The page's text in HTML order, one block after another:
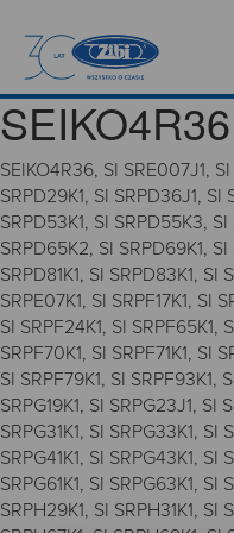
SEIKO4R36
SEIKO4R36, SI SRE007J1, SI
SRPD29K1, SI SRPD36J1, SI
SRPD53K1, SI SRPD55K3,
SRPD65K2, SI SRPD69K1,
SRPD81K1, SI SRPD83K1, SI
SRPE07K1, SI SRPF17K1, SI
SI SRPF24K1, SI SRPF65K1,
SRPF70K1, SI SRPF71K1, SI
SI SRPF79K1, SI SRPF93K1,
SRPG19K1, SI SRPG23J1, SI
SRPG31K1, SI SRPG33K1, SI
SRPG41K1, SI SRPG43K1, SI
SRPG61K1, SI SRPG63K1, SI
SRPH29K1, SI SRPH31K1, SI